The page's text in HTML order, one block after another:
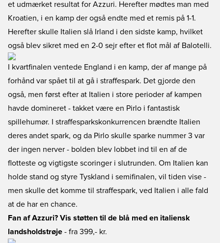
et udmærket resultat for Azzuri. Herefter mødtes man med
Kroatien, i en kamp der også endte med et remis på 1-1.
Herefter skulle Italien slå Irland i den sidste kamp, hvilket
også blev sikret med en 2-0 sejr efter et flot mål af Balotelli.
I kvartfinalen ventede England i en kamp, der af mange på
forhånd var spået til at gå i straffespark. Det gjorde den
også, men først efter at Italien i store perioder af kampen
havde domineret - takket være en Pirlo i fantastisk
spillehumør. I straffesparkskonkurrencen brændte Italien
deres andet spark, og da Pirlo skulle sparke nummer 3 var
der ingen nerver - bolden blev lobbet ind til en af de
flotteste og vigtigste scoringer i slutrunden. Om Italien kan
holde stand og styre Tyskland i semifinalen, vil tiden vise -
men skulle det komme til straffespark, ved Italien i alle fald
at de har en chance.
Fan af Azzuri? Vis støtten til de blå med en italiensk
landsholdstrøje - fra 399,- kr.